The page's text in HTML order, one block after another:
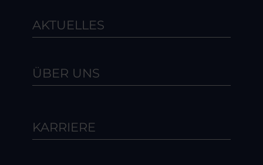
AKTUELLES
ÜBER UNS
KARRIERE